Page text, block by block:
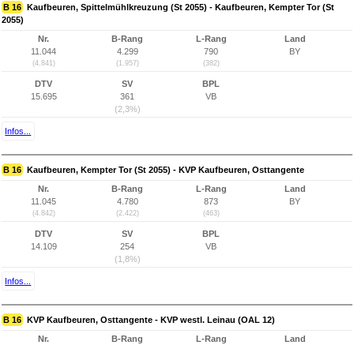
B 16 Kaufbeuren, Spittelmühlkreuzung (St 2055) - Kaufbeuren, Kempter Tor (St
2055)
Nr.
11.044
(4.841)
B-Rang
4.299
(1.957)
L-Rang
790
(382)
Land
BY
DTV
15.695
SV
361
(2,3%)
BPL
VB
Infos...
B 16 Kaufbeuren, Kempter Tor (St 2055) - KVP Kaufbeuren, Osttangente
Nr.
11.045
(4.842)
B-Rang
4.780
(2.422)
L-Rang
873
(463)
Land
BY
DTV
14.109
SV
254
(1,8%)
BPL
VB
Infos...
B 16 KVP Kaufbeuren, Osttangente - KVP westl. Leinau (OAL 12)
Nr.
B-Rang
L-Rang
Land